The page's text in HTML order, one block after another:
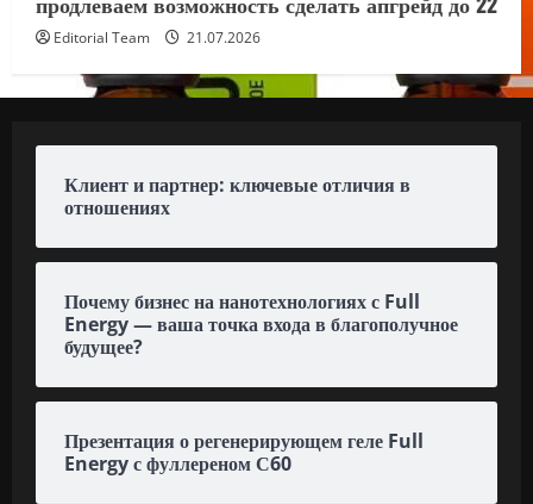
Editorial Team 21.07.2026
Клиент и партнер: ключевые отличия в
отношениях
Почему бизнес на нанотехнологиях с Full
Energy — ваша точка входа в благополучное
будущее?
Презентация о регенерирующем геле Full
Energy с фуллереном С60